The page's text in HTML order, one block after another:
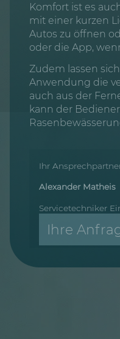
Komfort ist es
mit einer kurzen
Autos zu öffnen
oder die App,
Zudem lassen
Anwendung die
auch aus der
kann der
Ihr
Alexander Matheis
Servicetechniker
Ihre